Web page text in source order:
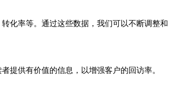
化率等。通过这些数据，我们可以不断调整和
提供有价值的信息，以增强客户的回访率。